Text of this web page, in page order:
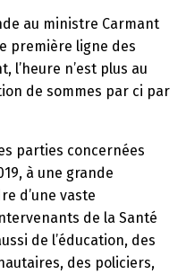
au ministre Carmant
première ligne des
l’heure n’est plus au
de sommes par ci par
parties concernées
à une grande
d’une vaste
de la Santé
de l’éducation, des
des policiers,